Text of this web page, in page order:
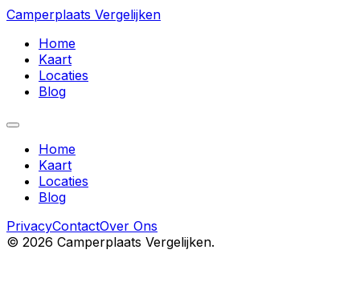
Camperplaats Vergelijken
Home
Kaart
Locaties
Blog
Home
Kaart
Locaties
Blog
PrivacyContactOver Ons
© 2026 Camperplaats Vergelijken.